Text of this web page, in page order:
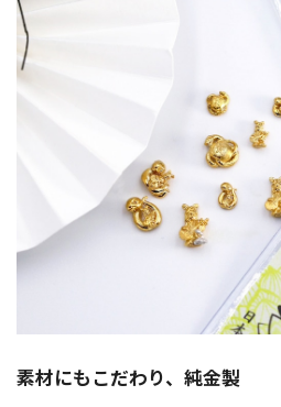
素材にもこだわり、純金製